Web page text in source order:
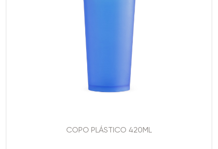
COPO PLÁSTICO 420ML